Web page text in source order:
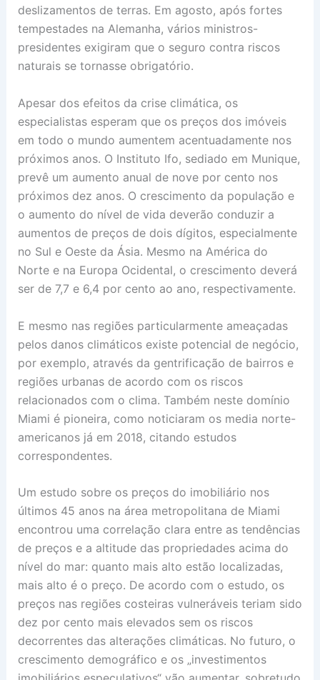
deslizamentos de terras. Em agosto, após fortes
tempestades na Alemanha, vários ministros-
presidentes exigiram que o seguro contra riscos
naturais se tornasse obrigatório.
Apesar dos efeitos da crise climática, os
especialistas esperam que os preços dos imóveis
em todo o mundo aumentem acentuadamente nos
próximos anos. O Instituto Ifo, sediado em Munique,
prevê um aumento anual de nove por cento nos
próximos dez anos. O crescimento da população e
o aumento do nível de vida deverão conduzir a
aumentos de preços de dois dígitos, especialmente
no Sul e Oeste da Ásia. Mesmo na América do
Norte e na Europa Ocidental, o crescimento deverá
ser de 7,7 e 6,4 por cento ao ano, respectivamente.
E mesmo nas regiões particularmente ameaçadas
pelos danos climáticos existe potencial de negócio,
por exemplo, através da gentrificação de bairros e
regiões urbanas de acordo com os riscos
relacionados com o clima. Também neste domínio
Miami é pioneira, como noticiaram os media norte-
americanos já em 2018, citando estudos
correspondentes.
Um estudo sobre os preços do imobiliário nos
últimos 45 anos na área metropolitana de Miami
encontrou uma correlação clara entre as tendências
de preços e a altitude das propriedades acima do
nível do mar: quanto mais alto estão localizadas,
mais alto é o preço. De acordo com o estudo, os
preços nas regiões costeiras vulneráveis teriam sido
dez por cento mais elevados sem os riscos
decorrentes das alterações climáticas. No futuro, o
crescimento demográfico e os „investimentos